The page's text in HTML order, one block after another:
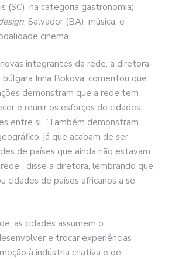
(SC), na categoria gastronomia;
; Salvador (BA), música, e
cinema.
integrantes da rede, a diretora-
búlgara Irina Bokova, comentou que
demonstram que a rede tem
e reunir os esforços de cidades
entre si. “Também demonstram
já que acabam de ser
de países que ainda não estavam
disse a diretora, lembrando que
cidades de países africanos a se
as cidades assumem o
e trocar experiências
à indústria criativa e de